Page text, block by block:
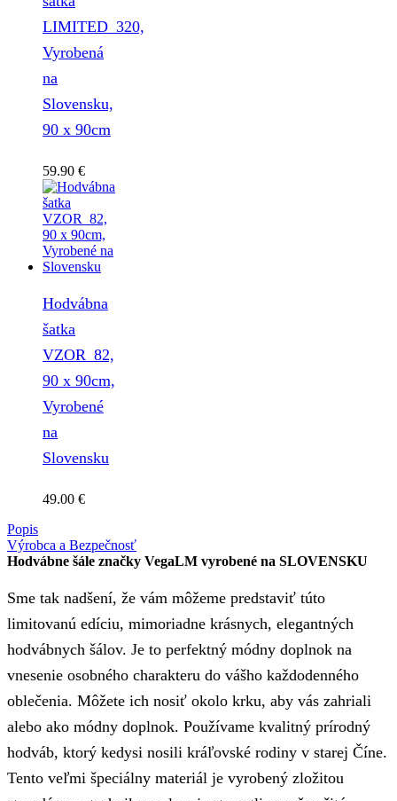
LIMITED_320,
Vyrobená
na
Slovensku,
90 x 90cm
59.90 €
Hodvábna
šatka
VZOR_82,
90 x 90cm,
Vyrobené
na
Slovensku
49.00 €
Popis
Výrobca a Bezpečnosť
Hodvábne šále značky VegaLM vyrobené na SLOVENSKU
Sme tak nadšení, že vám môžeme predstaviť túto
limitovanú edíciu, mimoriadne krásnych, elegantných
hodvábnych šálov. Je to perfektný módny doplnok na
vnesenie osobného charakteru do vášho každodenného
oblečenia. Môžete ich nosiť okolo krku, aby vás zahriali
alebo ako módny doplnok. Používame kvalitný prírodný
hodváb, ktorý kedysi nosili kráľovské rodiny v starej Číne.
Tento veľmi špeciálny materiál je vyrobený zložitou